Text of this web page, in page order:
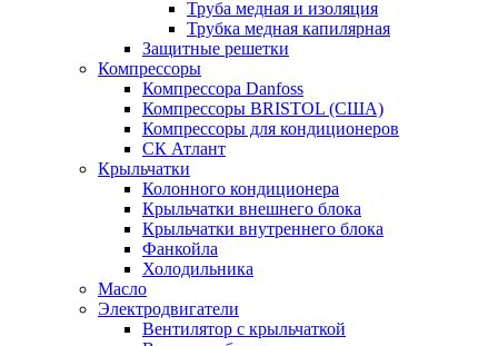
Труба медная и изоляция
Трубка медная капилярная
Защитные решетки
Компрессоры
Компрессора Danfoss
Компрессоры BRISTOL (США)
Компрессоры для кондиционеров
СК Атлант
Крыльчатки
Колонного кондиционера
Крыльчатки внешнего блока
Крыльчатки внутреннего блока
Фанкойла
Холодильника
Масло
Электродвигатели
Вентилятор с крыльчаткой